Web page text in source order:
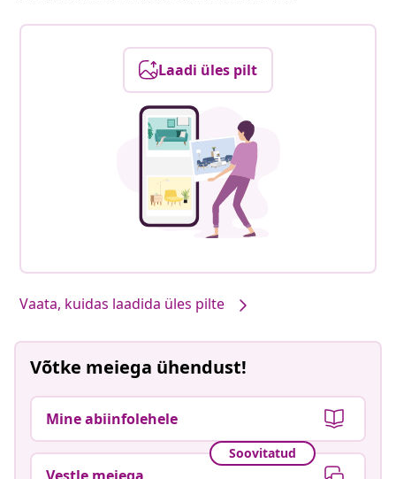
Laadi üles pilt
Vaata, kuidas laadida üles pilte
Võtke meiega ühendust!
Mine abiinfolehele
Soovitatud